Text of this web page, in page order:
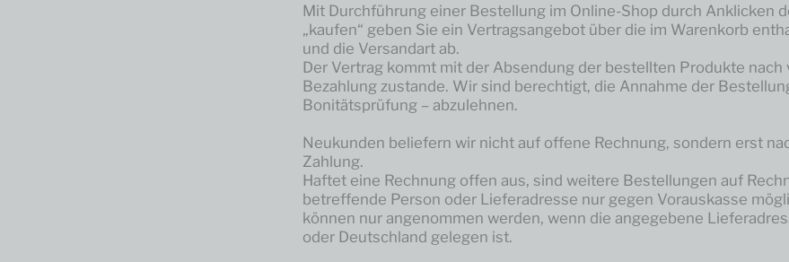
Mit Durchführung einer Bestellung im Online-Shop durch Anklicken
„kaufen“ geben Sie ein Vertragsangebot über die im Warenkorb
und die Versandart ab.
Der Vertrag kommt mit der Absendung der bestellten Produkte nach
Bezahlung zustande. Wir sind berechtigt, die Annahme der
Bonitätsprüfung – abzulehnen.
Neukunden beliefern wir nicht auf offene Rechnung, sondern erst
Zahlung.
Haftet eine Rechnung offen aus, sind weitere Bestellungen auf
betreffende Person oder Lieferadresse nur gegen Vorauskasse
können nur angenommen werden, wenn die angegebene
oder Deutschland gelegen ist.